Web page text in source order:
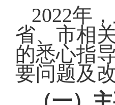
2022年
省、市相
的悉心指
要问题及